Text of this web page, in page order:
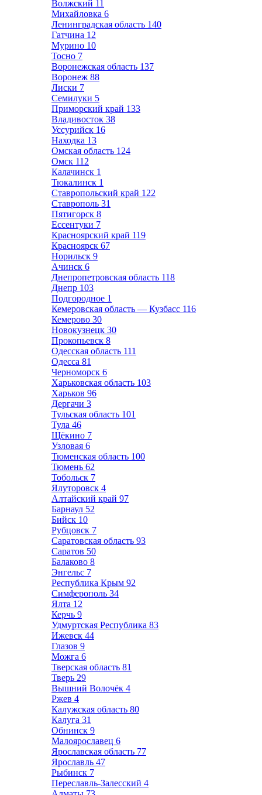
Волжский 11
Михайловка 6
Ленинградская область 140
Гатчина 12
Мурино 10
Тосно 7
Воронежская область 137
Воронеж 88
Лиски 7
Семилуки 5
Приморский край 133
Владивосток 38
Уссурийск 16
Находка 13
Омская область 124
Омск 112
Калачинск 1
Тюкалинск 1
Ставропольский край 122
Ставрополь 31
Пятигорск 8
Ессентуки 7
Красноярский край 119
Красноярск 67
Норильск 9
Ачинск 6
Днепропетровская область 118
Днепр 103
Подгородное 1
Кемеровская область — Кузбасс 116
Кемерово 30
Новокузнецк 30
Прокопьевск 8
Одесская область 111
Одесса 81
Черноморск 6
Харьковская область 103
Харьков 96
Дергачи 3
Тульская область 101
Тула 46
Щёкино 7
Узловая 6
Тюменская область 100
Тюмень 62
Тобольск 7
Ялуторовск 4
Алтайский край 97
Барнаул 52
Бийск 10
Рубцовск 7
Саратовская область 93
Саратов 50
Балаково 8
Энгельс 7
Республика Крым 92
Симферополь 34
Ялта 12
Керчь 9
Удмуртская Республика 83
Ижевск 44
Глазов 9
Можга 6
Тверская область 81
Тверь 29
Вышний Волочёк 4
Ржев 4
Калужская область 80
Калуга 31
Обнинск 9
Малоярославец 6
Ярославская область 77
Ярославль 47
Рыбинск 7
Переславль-Залесский 4